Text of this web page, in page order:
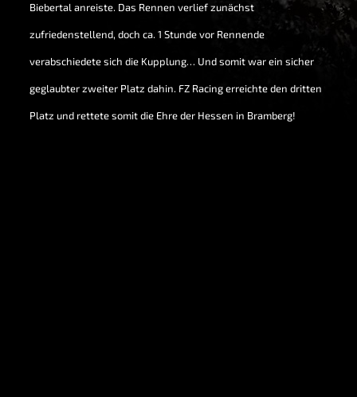
Biebertal anreiste. Das Rennen verlief zunächst
zufriedenstellend, doch ca. 1 Stunde vor Rennende
verabschiedete sich die Kupplung… Und somit war ein sicher
geglaubter zweiter Platz dahin. FZ Racing erreichte den dritten
Platz und rettete somit die Ehre der Hessen in Bramberg!